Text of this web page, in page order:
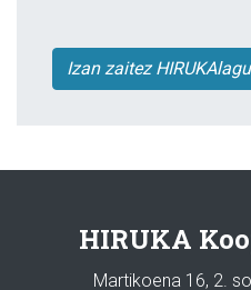
Izan zaitez
HIRUKA
Martikoena 16, 2.